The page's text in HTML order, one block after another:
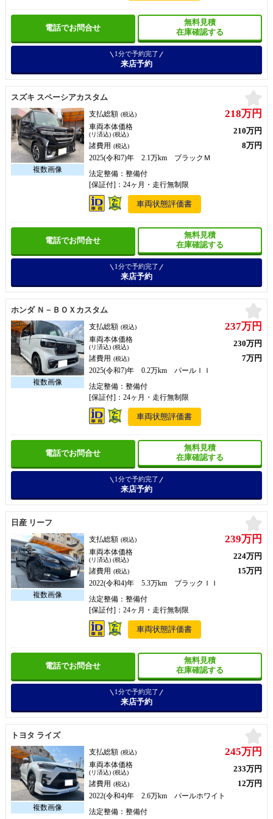
電話でお問合せ
無料見積
在庫確認する
1分で予約完了
来店予約
スズキ スペーシアカスタム
支払総額 (税込) 218万円
車両本体価格
(リ済込) (税込) 210万円
諸費用 (税込) 8万円
2025(令和7)年 2.1万km ブラックＭ
法定整備：整備付
[保証付]：24ヶ月・走行無制限
車両状態評価書
電話でお問合せ
無料見積
在庫確認する
1分で予約完了
来店予約
ホンダ Ｎ－ＢＯＸカスタム
支払総額 (税込) 237万円
車両本体価格
(リ済込) (税込) 230万円
諸費用 (税込) 7万円
2025(令和7)年 0.2万km パールＩＩ
法定整備：整備付
[保証付]：24ヶ月・走行無制限
車両状態評価書
電話でお問合せ
無料見積
在庫確認する
1分で予約完了
来店予約
日産 リーフ
支払総額 (税込) 239万円
車両本体価格
(リ済込) (税込) 224万円
諸費用 (税込) 15万円
2022(令和4)年 5.3万km ブラックＩＩ
法定整備：整備付
[保証付]：24ヶ月・走行無制限
車両状態評価書
電話でお問合せ
無料見積
在庫確認する
1分で予約完了
来店予約
トヨタ ライズ
支払総額 (税込) 245万円
車両本体価格
(リ済込) (税込) 233万円
諸費用 (税込) 12万円
2022(令和4)年 2.6万km パールホワイト
法定整備：整備付